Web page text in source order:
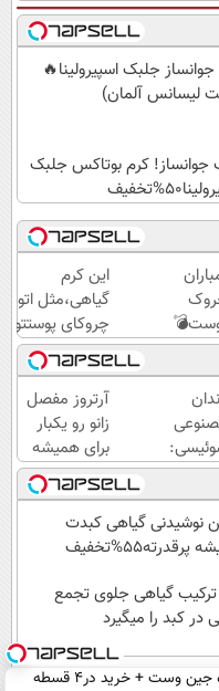
جلبک اسپیرولینا🔥
لیسانس آلمان)
جوانساز! کرم بوتاکس جلبک
این کرم
گیاهی،مثل اتو
چروکای پوستتو
صاف
میکنه!+تخفیف
ویژه
و
آرتروز مفصل
زانو رو یکبار
برای همیشه
درمان کن!
◗پرسش‌نامه◖
نوشیدنی گیاهی کبدت
ترکیب گیاهی جلوی تجمع
در کبد را میگیرد